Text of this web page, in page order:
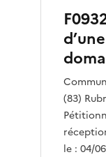
(83)
le : 04/